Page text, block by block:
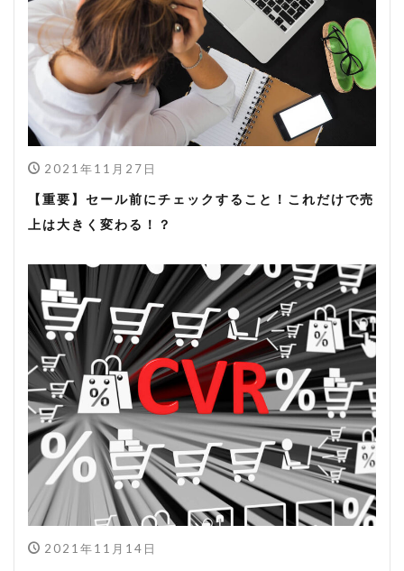
2021年11月27日
【重要】セール前にチェックすること！これだけで売
上は大きく変わる！？
2021年11月14日